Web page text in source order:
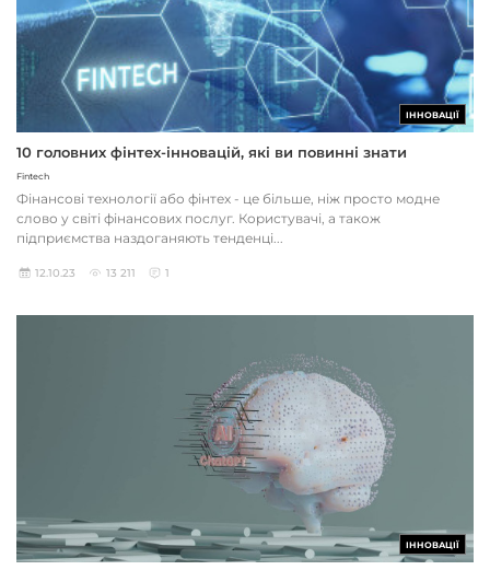
ІННОВАЦІЇ
10 головних фінтех-інновацій, які ви повинні знати
Fintech
Фінансові технології або фінтех - це більше, ніж просто модне
слово у світі фінансових послуг. Користувачі, а також
підприємства наздоганяють тенденці...
12.10.23 13 211 1
ІННОВАЦІЇ